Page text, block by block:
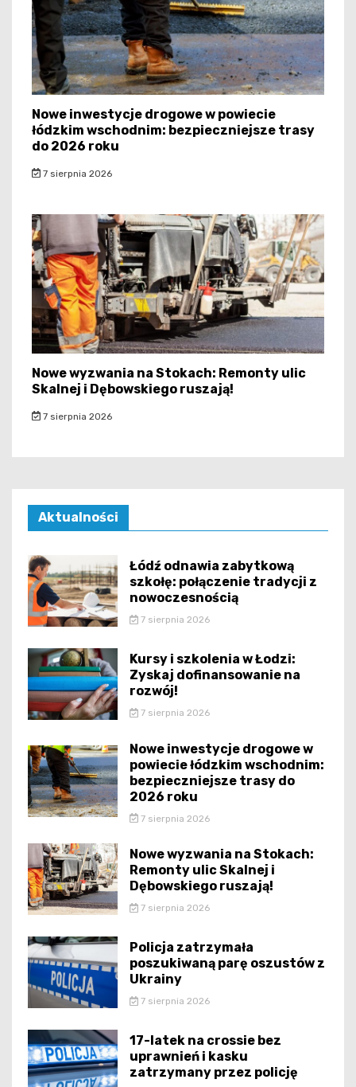
Nowe inwestycje drogowe w powiecie
łódzkim wschodnim: bezpieczniejsze trasy
do 2026 roku
7 sierpnia 2026
Nowe wyzwania na Stokach: Remonty ulic
Skalnej i Dębowskiego ruszają!
7 sierpnia 2026
Aktualności
Łódź odnawia zabytkową
szkołę: połączenie tradycji z
nowoczesnością
7 sierpnia 2026
Kursy i szkolenia w Łodzi:
Zyskaj dofinansowanie na
rozwój!
7 sierpnia 2026
Nowe inwestycje drogowe w
powiecie łódzkim wschodnim:
bezpieczniejsze trasy do
2026 roku
7 sierpnia 2026
Nowe wyzwania na Stokach:
Remonty ulic Skalnej i
Dębowskiego ruszają!
7 sierpnia 2026
Policja zatrzymała
poszukiwaną parę oszustów z
Ukrainy
7 sierpnia 2026
17-latek na crossie bez
uprawnień i kasku
zatrzymany przez policję